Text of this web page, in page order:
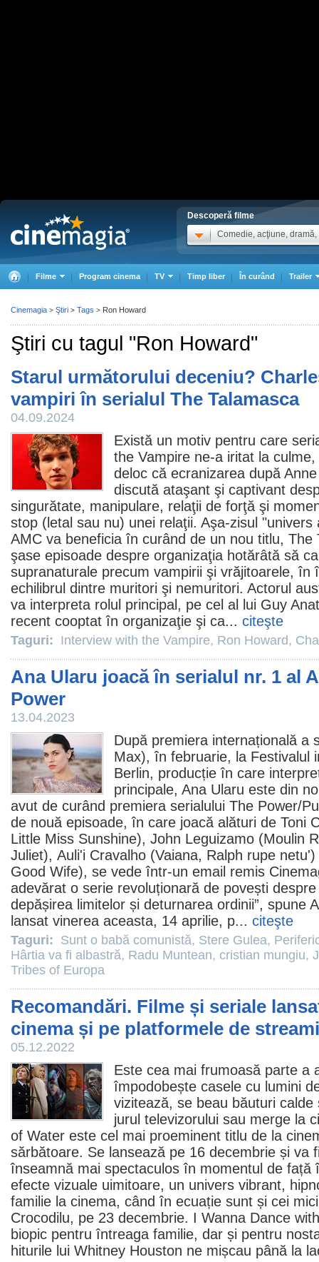
Descoperă filme
Comedie, acţiune, dramă,
Filme Program cinema TV Timp liber În curând Trailer
Ştiri cu tagul "Ron Howard"
Starul următorului deceniu?
vampiri în serialul The Talamasca
04.09.2024
Există un motiv pentru care
the Vampire ne-a iritat la culme,
deloc că ecranizarea după
discută ataşant şi captivant
singurătate, manipulare, relaţii de forţă şi
stop (letal sau nu) unei relaţii. Aşa-zisul
AMC va beneficia în curând de un nou titlu, The
şase episoade despre organizaţia hotărâtă să
supranaturale precum vampirii şi vrăjitoarele, în
echilibrul dintre muritori şi nemuritori. Actorul
va interpreta rolul principal, pe cel al lui Guy
recent cooptat în organizaţie şi ca... citeşte
Taguri: Interview with the Vampire, Ron Howard,
Ana Ularu joacă în serialul nr. 1 al
Power
13.04.2023
După premiera internațională a
Max), în februarie, la Festivalul
Berlin, producție în care
principale, Ana Ularu este din
avut de curând premiera serialului The Power/
de nouă episoade, în care joacă alături de Toni
Little Miss Sunshine), John Leguizamo (Moulin
Juliet), Auli'i Cravalho (Vaiana, Ralph rupe
Good Wife), se vede într-un email remis
adevărat o serie revoluționară de povești
depășirea limitelor și deturnarea ordinii”, spune
lansat vinerea aceasta, 14 aprilie, p... citeşte
Taguri: Sunt o babă comunistă, Stere Gulea,
Hârtia va fi albastră, Radu Muntean, cristian mungiu,
Tribes of Europa
Recomandări. Filme și seriale
cinema și pe platformele de
05.12.2022
Este cea mai frumoasă parte a
împodobește casele cu lumini
vizitează, se beau băuturi
jurul televizorului sau merge la
of Water este cel mai proeminent titlu de la
sărbătoare. Se lansează pe 16 decembrie și va
înseamnă mai spectaculos în momentul de față
efecte vizuale uimitoare, un univers vibrant,
familie la cinema, când în ecuație sunt și cei
Crocodilu, pe 23 decembrie. I Wanna Dance
biopic pentru întreaga familie, dar și pentru
hiturile lui Whitney Houston ne mișcau până la
Cinemagia > Ştiri > Tags > Ron Howard